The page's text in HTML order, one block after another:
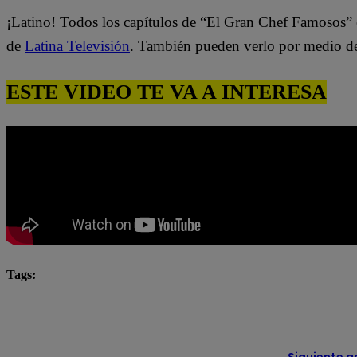
¡Latino! Todos los capítulos de “El Gran Chef
de Latina Televisión. También pueden verlo por medio
ESTE VIDEO TE VA A INTERESA
Tags: